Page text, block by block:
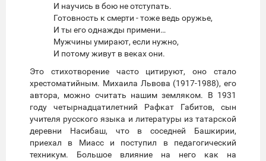
И научись в бою не отступать.
Готовность к смерти - тоже ведь оружье,
И ты его однажды примени…
Мужчины умирают, если нужно,
И потому живут в веках они.
Это стихотворение часто цитируют, оно стало
хрестоматийным. Михаила Львова (1917-1988), его
автора, можно считать нашим земляком. В 1931
году четырнадцатилетний Рафкат Габитов, сын
учителя русского языка и литературы из татарской
деревни Насибаш, что в соседней Башкирии,
приехал в Миасс и поступил в педагогический
техникум. Большое влияние на него как на